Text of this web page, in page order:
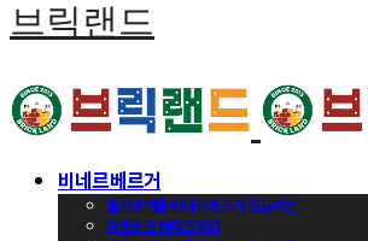
브릭랜드
비네르베르거
벨기에벽돌 비네르베르거 정규라인
에겐순드 덴마크라인